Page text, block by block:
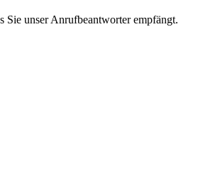
Sie unser Anrufbeantworter empfängt.